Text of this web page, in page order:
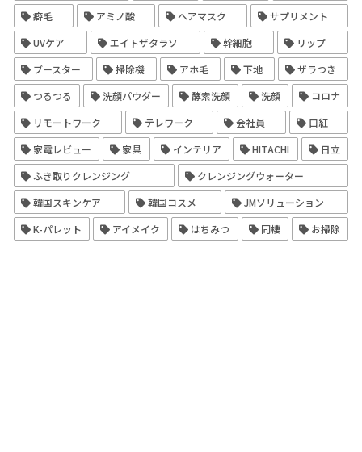
癖毛
アミノ酸 ヘアマスク
サプリメント
UVケア
エイトザタラソ 幹細胞
リップ
ブースター
掃除機 アホ毛 下地
ザラつき
つるつる
洗顔パウダー 酵素洗顔 洗顔
コロナ
リモートワーク
テレワーク 会社員
口紅
家電レビュー
家具 インテリア HITACHI
日立
ふき取りクレンジング
クレンジングウォーター
韓国スキンケア
韓国コスメ
JMソリューション
K-パレット
アイメイク はちみつ 同棲 お掃除